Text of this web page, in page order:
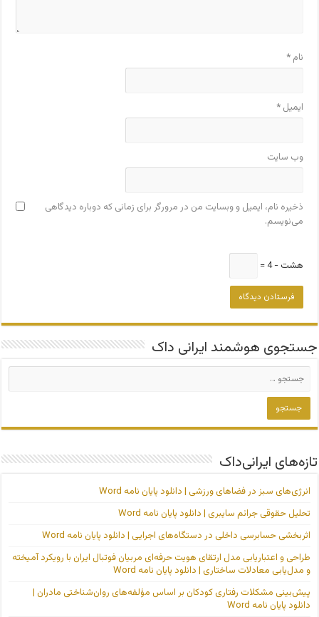
نام*
ایمیل*
وب‌ سایت
ذخیره نام، ایمیل و وبسایت من در مرورگر برای زمانی که دوباره دیدگاهی
می‌نویسم.
هشت − 4 =
جستجوی هوشمند ایرانی داک
تازه‌های ایرانی‌داک
انرژی‌های سبز در فضاهای ورزشی | دانلود پایان نامه Word
تحلیل حقوقی جرائم سایبری | دانلود پایان نامه Word
اثربخشی حسابرسی داخلی در دستگاه‌های اجرایی | دانلود پایان نامه Word
طراحی و اعتباریابی مدل ارتقای هویت حرفه‌ای مربیان فوتبال ایران با رویکرد آمیخته
و مدل‌یابی معادلات ساختاری | دانلود پایان نامه Word
پیش‌بینی مشکلات رفتاری کودکان بر اساس مؤلفه‌های روان‌شناختی مادران |
دانلود پایان نامه Word